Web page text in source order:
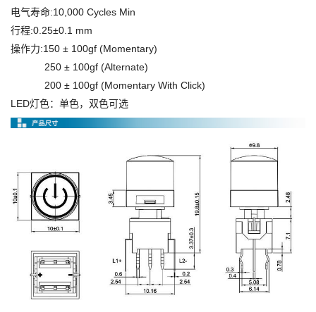
电气寿命:10,000 Cycles Min
行程:0.25±0.1 mm
操作力:150 ± 100gf (Momentary)
250 ± 100gf (Alternate)
200 ± 100gf (Momentary With Click)
LED灯色：单色，双色可选